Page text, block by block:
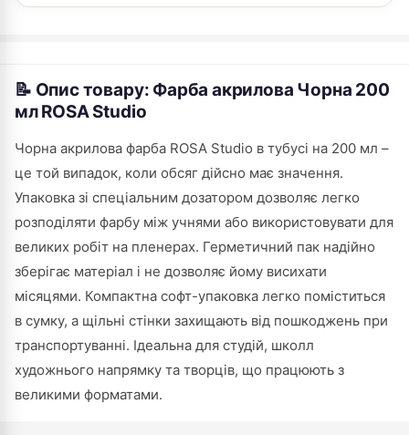
📝 Опис товару: Фарба акрилова Чорна 200
мл ROSA Studio
Чорна акрилова фарба ROSA Studio в тубусі на 200 мл –
це той випадок, коли обсяг дійсно має значення.
Упаковка зі спеціальним дозатором дозволяє легко
розподіляти фарбу між учнями або використовувати для
великих робіт на пленерах. Герметичний пак надійно
зберігає матеріал і не дозволяє йому висихати
місяцями. Компактна софт-упаковка легко поміститься
в сумку, а щільні стінки захищають від пошкоджень при
транспортуванні. Ідеальна для студій, школл
художнього напрямку та творців, що працюють з
великими форматами.